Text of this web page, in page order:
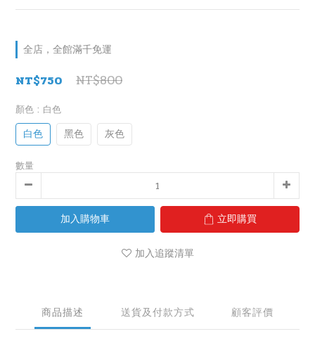
全店，全館滿千免運
NT$750 NT$800
顏色 : 白色
白色 黑色 灰色
數量
加入購物車 立即購買
加入追蹤清單
商品描述 送貨及付款方式 顧客評價